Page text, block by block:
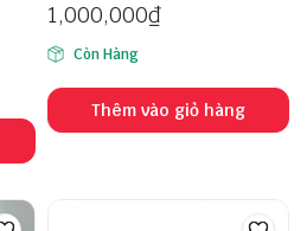
1,000,000₫
Còn Hàng
Thêm vào giỏ hàng